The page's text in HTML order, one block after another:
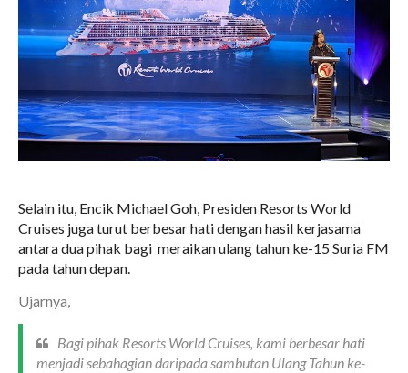
Selain itu, Encik Michael Goh, Presiden Resorts World
Cruises juga turut berbesar hati dengan hasil kerjasama
antara dua pihak bagi meraikan ulang tahun ke-15 Suria FM
pada tahun depan.
Ujarnya,
Bagi pihak Resorts World Cruises, kami berbesar hati
menjadi sebahagian daripada sambutan Ulang Tahun ke-